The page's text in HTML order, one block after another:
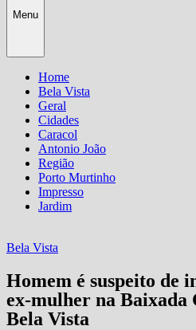
Menu
Home
Bela Vista
Geral
Cidades
Caracol
Antonio João
Região
Porto Murtinho
Impresso
Jardim
Bela Vista
Homem é suspeito de
ex-mulher na Baixada
Bela Vista